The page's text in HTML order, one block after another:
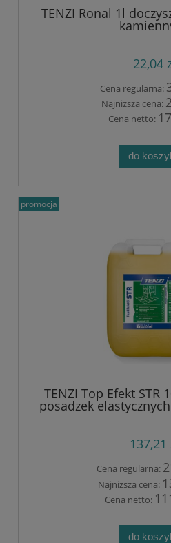
TENZI Ronal 1l
22,04
Cena regularna:
Najniższa cena:
Cena netto:
do
TENZI Top Efekt STR
posadzek
137,21
Cena regularna:
Najniższa cena:
Cena netto:
do
promocja